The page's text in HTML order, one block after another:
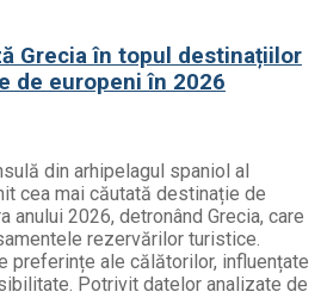
Grecia în topul destinațiilor
de europeni în 2026
din arhipelagul spaniol al
cea mai căutată destinație de
anului 2026, detronând Grecia, care
rezervărilor turistice.
preferințe ale călătorilor, influențate
Potrivit datelor analizate de